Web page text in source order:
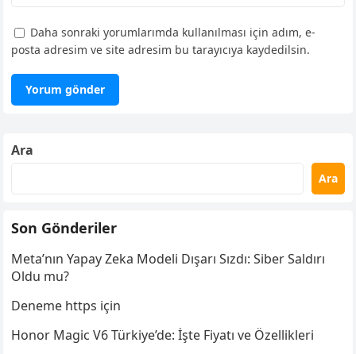
Daha sonraki yorumlarımda kullanılması için adım, e-
posta adresim ve site adresim bu tarayıcıya kaydedilsin.
Ara
Ara
Son Gönderiler
Meta’nın Yapay Zeka Modeli Dışarı Sızdı: Siber Saldırı
Oldu mu?
Deneme https için
Honor Magic V6 Türkiye’de: İşte Fiyatı ve Özellikleri